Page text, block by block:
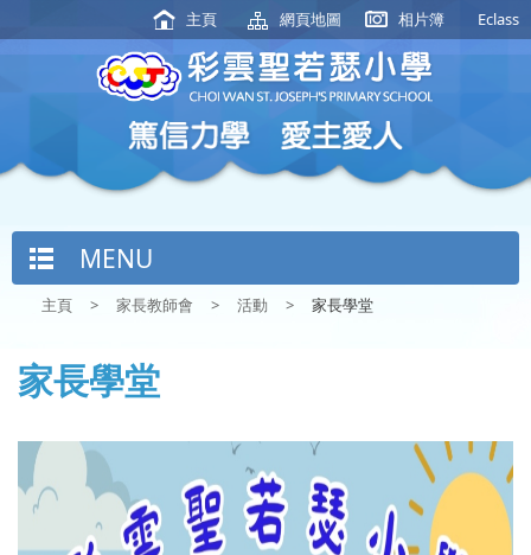
主頁 網頁地圖 相片簿 Eclass
MENU
主頁 > 家長教師會 > 活動 > 家長學堂
家長學堂